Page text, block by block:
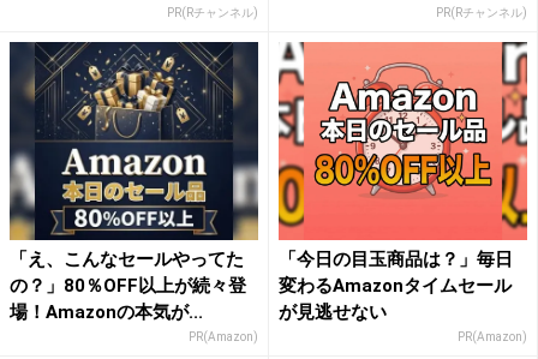
PR(Rチャンネル) PR(Rチャンネル)
「え、こんなセールやってた
の？」80％OFF以上が続々登
場！Amazonの本気が...
PR(Amazon)
「今日の目玉商品は？」毎日
変わるAmazonタイムセール
が見逃せない
PR(Amazon)